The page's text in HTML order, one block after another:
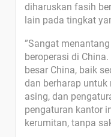
diharuskan fasih
lain pada tingkat
”Sangat
beroperasi di
besar China, baik
dan berharap
asing, dan
pengaturan kantor
kerumitan, tanpa